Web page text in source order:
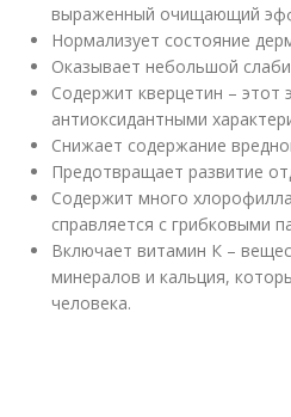
выраженный очищающий
Нормализует состояние
Оказывает небольшой
Содержит кверцетин – этот
антиоксидантными
Снижает содержание
Предотвращает развитие
Содержит много
справляется с грибковыми
Включает витамин К –
минералов и кальция,
человека.